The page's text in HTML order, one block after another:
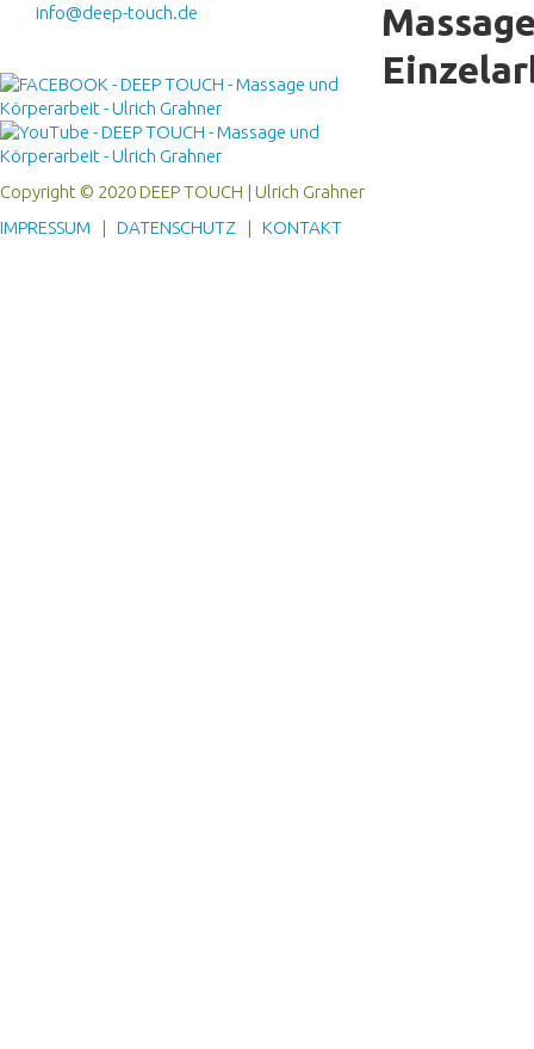
info@deep-touch.de
Copyright © 2020 DEEP TOUCH | Ulrich Grahner
IMPRESSUM | DATENSCHUTZ | KONTAKT